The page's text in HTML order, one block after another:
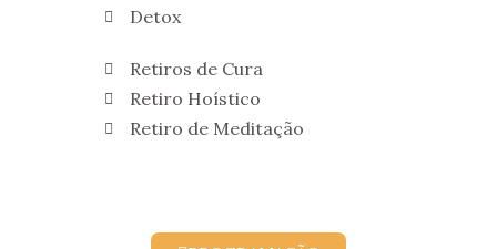
Detox
Retiros de Cura
Retiro Hoístico
Retiro de Meditação